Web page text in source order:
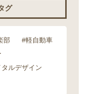
グ
部
#軽自動車
ルデザイン